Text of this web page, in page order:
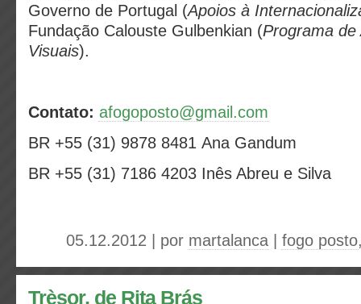
Governo de Portugal (Apoios à
Fundação Calouste Gulbenkian (Programa de
Visuais).
Contato: afogoposto@gmail.com
BR +55 (31) 9878 8481 Ana Gandum
BR +55 (31) 7186 4203 Inês Abreu e Silva
05.12.2012 | por martalanca | fogo posto
Trèsor, de Rita Brás